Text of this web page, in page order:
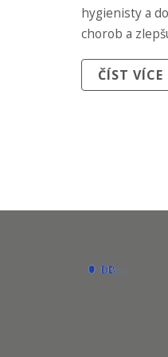
hygienisty a
chorob a
ČÍST VÍCE